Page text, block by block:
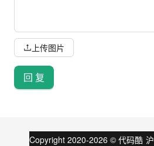
上传图片
回 复
Copyright 2020-2026 © 代码酷